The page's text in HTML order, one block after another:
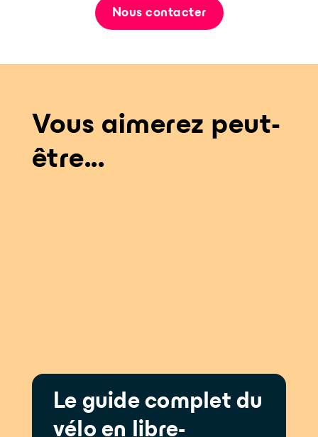
Nous contacter
Vous aimerez peut-
être...
Le guide complet du
vélo en libre-